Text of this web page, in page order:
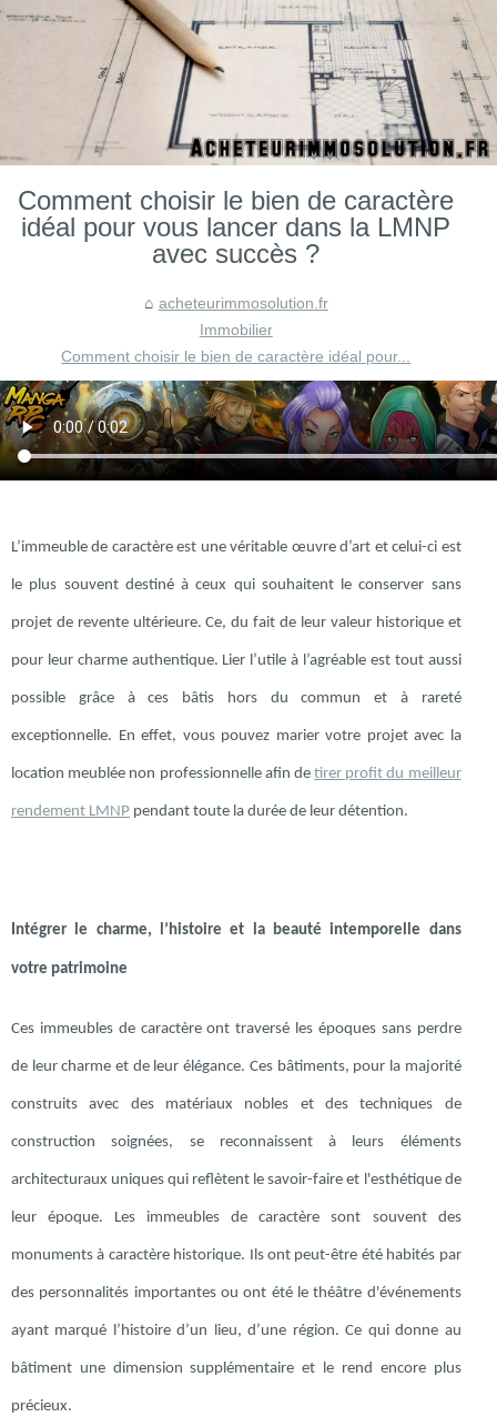
Comment choisir le bien de caractère
idéal pour vous lancer dans la LMNP
avec succès ?
acheteurimmosolution.fr
Immobilier
Comment choisir le bien de caractère idéal pour...
L’immeuble de caractère est une véritable œuvre d’art et celui-ci est
le plus souvent destiné à ceux qui souhaitent le conserver sans
projet de revente ultérieure. Ce, du fait de leur valeur historique et
pour leur charme authentique. Lier l’utile à l’agréable est tout aussi
possible grâce à ces bâtis hors du commun et à rareté
exceptionnelle. En effet, vous pouvez marier votre projet avec la
location meublée non professionnelle afin detirer profit du meilleur
rendement LMNP pendant toute la durée de leur détention.
Intégrer le charme, l’histoire et la beauté intemporelle dans
votre patrimoine
Ces immeubles de caractère ont traversé les époques sans perdre
de leur charme et de leur élégance. Ces bâtiments, pour la majorité
construits avec des matériaux nobles et des techniques de
construction soignées, se reconnaissent à leurs éléments
architecturaux uniques qui reflètent le savoir-faire et l'esthétique de
leur époque. Les immeubles de caractère sont souvent des
monuments à caractère historique. Ils ont peut-être été habités par
des personnalités importantes ou ont été le théâtre d'événements
ayant marqué l’histoire d’un lieu, d’une région. Ce qui donne au
bâtiment une dimension supplémentaire et le rend encore plus
précieux.